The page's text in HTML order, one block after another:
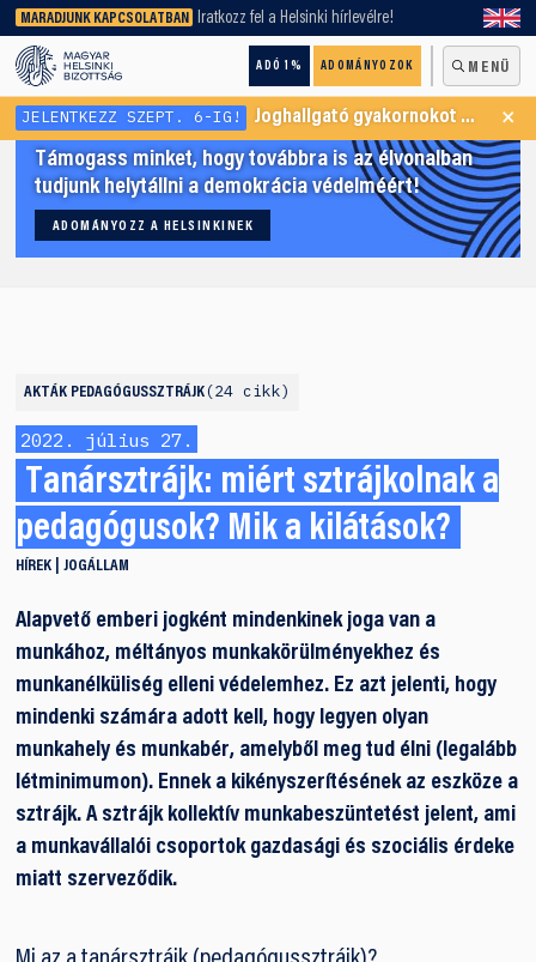
MARADJUNK KAPCSOLATBAN Iratkozz fel a Helsinki hírlevélre!
ADÓ 1% ADOMÁNYOZOK MENÜ
keresőnket!
JELENTKEZZ SZEPT. 6-IG! Joghallgató gyakornokot keresünk Menekültügyi Programunkba ×
Támogass minket, hogy továbbra is az élvonalban
tudjunk helytállni a demokrácia védelméért!
ADOMÁNYOZZ A HELSINKINEK
AKTÁK PEDAGÓGUSSZTRÁJK 24 cikk
2022. július 27.
Tanársztrájk: miért sztrájkolnak a
pedagógusok? Mik a kilátások?
HÍREK JOGÁLLAM
Alapvető emberi jogként mindenkinek joga van a
munkához, méltányos munkakörülményekhez és
munkanélküliség elleni védelemhez. Ez azt jelenti, hogy
mindenki számára adott kell, hogy legyen olyan
munkahely és munkabér, amelyből meg tud élni (legalább
létminimumon). Ennek a kikényszerítésének az eszköze a
sztrájk. A sztrájk kollektív munkabeszüntetést jelent, ami
a munkavállalói csoportok gazdasági és szociális érdeke
miatt szerveződik.